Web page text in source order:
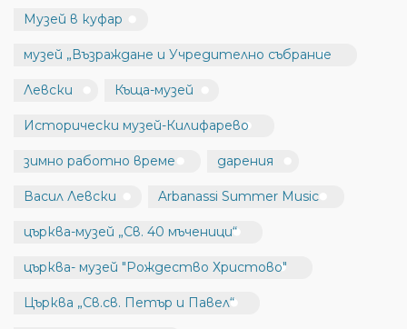
Музей в куфар
музей „Възраждане и Учредително събрание
Левски Къща-музей
Исторически музей-Килифарево
зимно работно време дарения
Васил Левски Arbanassi Summer Music
църква-музей „Св. 40 мъченици“
църква- музей "Рождество Христово"
Църква „Св.св. Петър и Павел“